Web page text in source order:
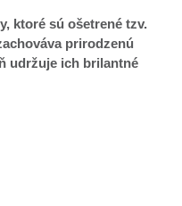
ktoré sú ošetrené tzv.
prirodzenú
udržuje ich brilantné